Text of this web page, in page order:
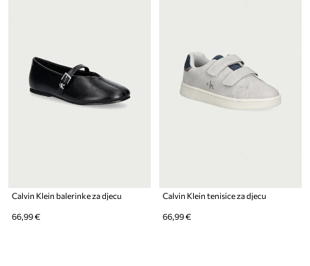
Calvin Klein balerinke za djecu
66,99 €
Calvin Klein tenisice za djecu
66,99 €